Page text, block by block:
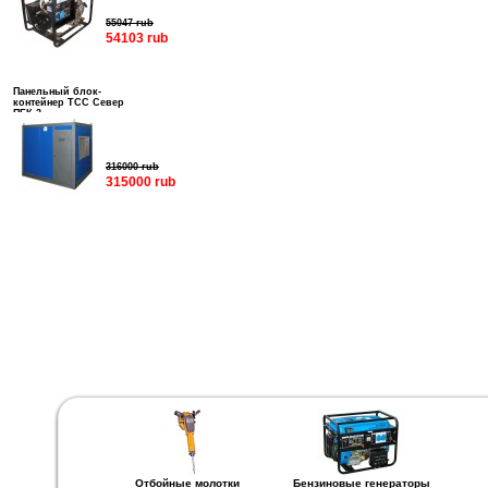
55047 rub
54103 rub
Панельный блок-
контейнер ТСС Север
ПБК-3
316000 rub
315000 rub
Отбойные молотки
Бензиновые генераторы